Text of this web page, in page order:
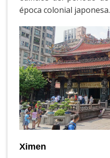
época colonial japonesa.
Ximen